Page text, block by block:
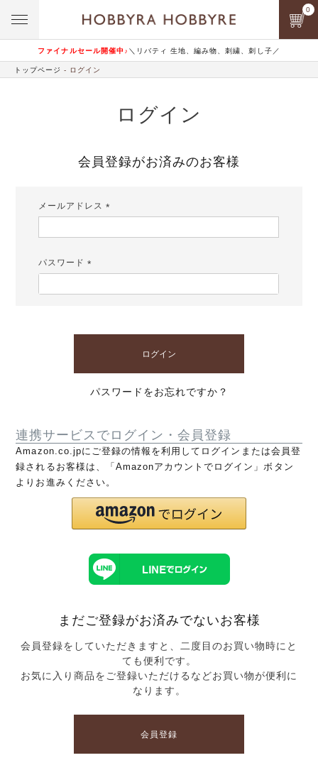
ファイナルセール開催中♪ ＼リバティ 生地、編み物、刺繍、刺し子／
0
トップページ ログイン
ログイン
会員登録がお済みのお客様
メールアドレス
パスワード
ログイン
パスワードをお忘れですか？
連携サービスでログイン・会員登録
Amazon.co.jpにご登録の情報を利用してログインまたは会員登
録されるお客様は、「Amazonアカウントでログイン」ボタン
よりお進みください。
まだご登録がお済みでないお客様
会員登録をしていただきますと、二度目のお買い物時にと
ても便利です。
お気に入り商品をご登録いただけるなどお買い物が便利に
なります。
会員登録